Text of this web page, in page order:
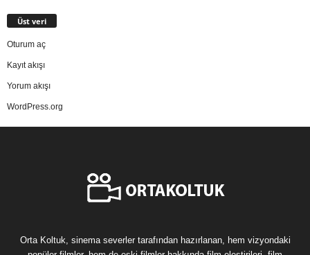
Üst veri
Oturum aç
Kayıt akışı
Yorum akışı
WordPress.org
Orta Koltuk, sinema severler tarafından hazırlanan, hem vizyondaki